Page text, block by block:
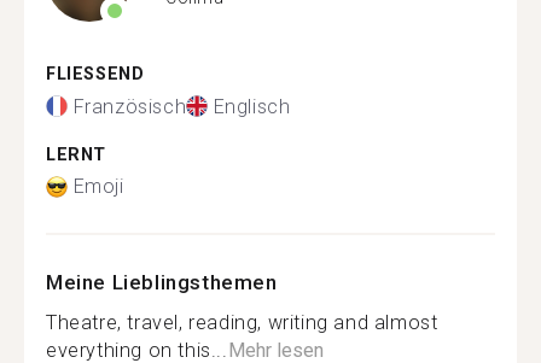
FLIESSEND
Französisch Englisch
LERNT
Emoji
Meine Lieblingsthemen
Theatre, travel, reading, writing and almost
everything on this...Mehr lesen